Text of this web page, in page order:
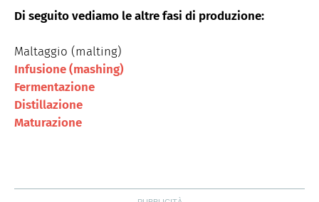
Di seguito vediamo le altre fasi di produzione:
Maltaggio (malting)
Infusione (mashing)
Fermentazione
Distillazione
Maturazione